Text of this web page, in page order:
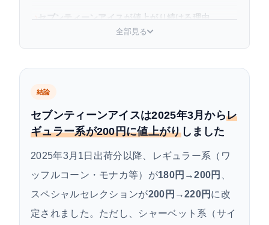
セブンティーンアイスが値上がり続ける理由
今後もセブンティーンアイスは値上がりする？
よくある質問
まとめ
全部見る
結論
セブンティーンアイスは2025年3月からレ
ギュラー系が200円に値上がりしました
2025年3月1日出荷分以降、レギュラー系（ワ
ッフルコーン・モナカ等）が180円→200円 、
スペシャルセレクションが200円→220円 に改
定されました。ただし、シャーベット系（サイ